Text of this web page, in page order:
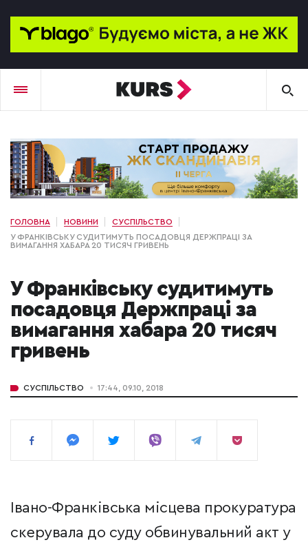
ГОЛОВНА НОВИНИ
СУСПІЛЬСТВО
У ФРАНКІВСЬКУ СУДИТИМУТЬ ПОСАДОВЦЯ ДЕРЖПРАЦІ ЗА
ВИМАГАННЯ ХАБАРА 20 ТИСЯЧ ГРИВЕНЬ
У Франківську судитимуть
посадовця Держпраці за
вимагання хабара 20 тисяч
гривень
СУСПІЛЬСТВО 17:44, 09.10, 2018
Івано-Франківська місцева прокуратура
скерувала до суду обвинувальний акт у